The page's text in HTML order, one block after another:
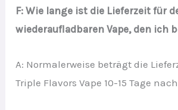
F: Wie lange ist die Lieferzeit für
wiederaufladbaren Vape, den ich
A: Normalerweise beträgt die
Triple Flavors Vape 10-15 Tage